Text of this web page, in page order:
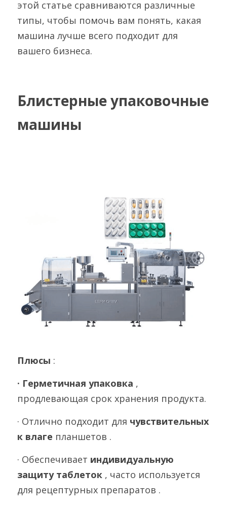
ГРАНУЛЯЦИИ
МАШИНА ДЛЯ КАПСУЛИРОВАНИЯ
МЯГКО
ДЕЗИНФИЦИ
ПОКРЫТИЕ
English
СВЯЗАТЬСЯ С НАМИ
этой статье сравниваются различные
типы, чтобы помочь вам понять, какая
машина лучше всего подходит для
вашего бизнеса.
Блистерные упаковочные
машины
Плюсы :
· Герметичная упаковка ,
продлевающая срок хранения продукта.
· Отлично подходит для чувствительных
к влаге планшетов .
· Обеспечивает индивидуальную
защиту таблеток , часто используется
для рецептурных препаратов .